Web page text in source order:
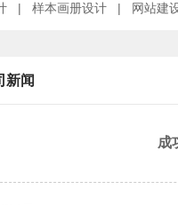
| 样本画册设计 | 网站建
新闻
成